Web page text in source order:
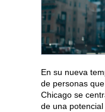
En su nueva
de personas
Chicago se
de una